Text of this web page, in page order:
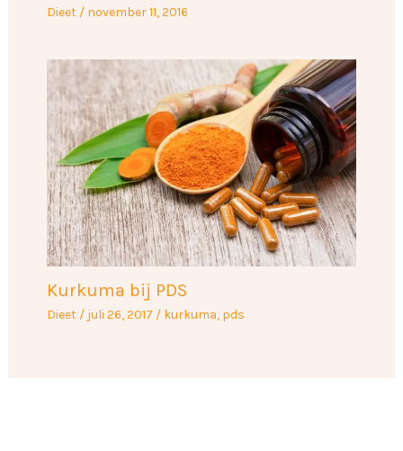
Dieet/ november 11, 2016
Kurkuma bij PDS
Dieet/ juli 26, 2017 / kurkuma, pds